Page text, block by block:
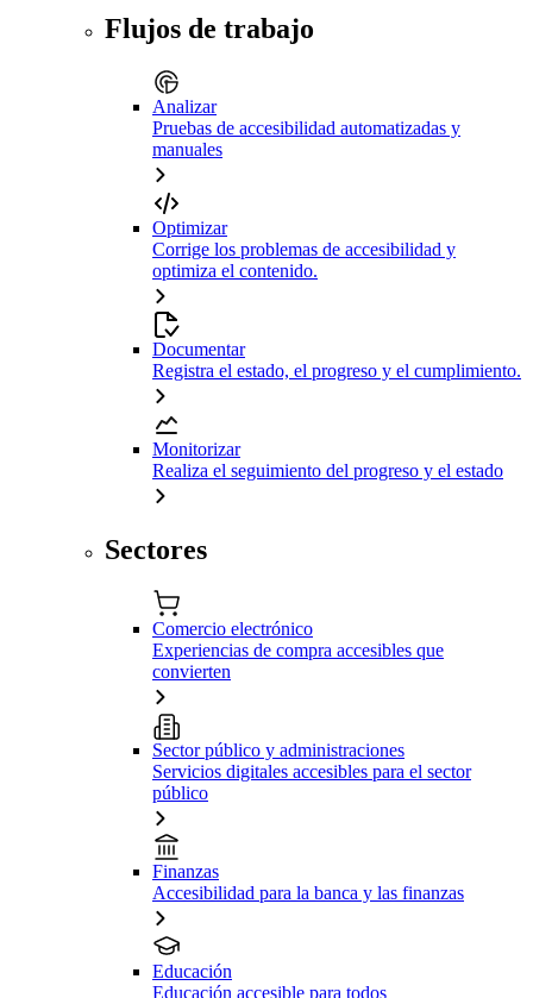
Flujos de trabajo
Analizar
Pruebas de accesibilidad automatizadas y
manuales
Optimizar
Corrige los problemas de accesibilidad y
optimiza el contenido.
Documentar
Registra el estado, el progreso y el cumplimiento.
Monitorizar
Realiza el seguimiento del progreso y el estado
Sectores
Comercio electrónico
Experiencias de compra accesibles que
convierten
Sector público y administraciones
Servicios digitales accesibles para el sector
público
Finanzas
Accesibilidad para la banca y las finanzas
Educación
Educación accesible para todos